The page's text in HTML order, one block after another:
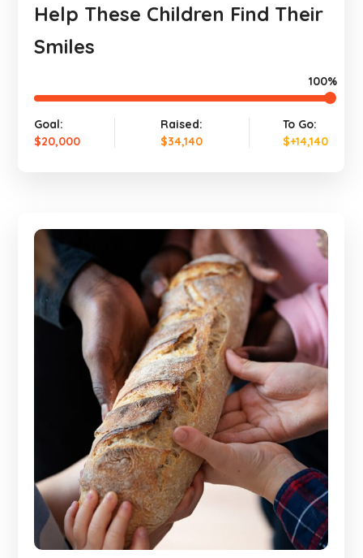
Help These Children Find Their
Smiles
100%
Goal:
$20,000
Raised:
$34,140
To Go:
$+14,140